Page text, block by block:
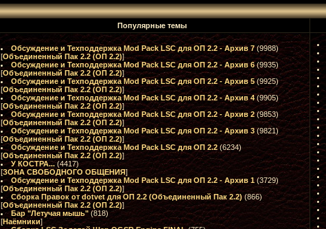
Популярные темы
Обсуждение и Техподдержка Mod Pack LSC для ОП 2.2 - Архив 7 (9988)
[Объединенный Пак 2.2 (ОП 2.2)]
Обсуждение и Техподдержка Mod Pack LSC для ОП 2.2 - Архив 6 (9935)
[Объединенный Пак 2.2 (ОП 2.2)]
Обсуждение и Техподдержка Mod Pack LSC для ОП 2.2 - Архив 5 (9925)
[Объединенный Пак 2.2 (ОП 2.2)]
Обсуждение и Техподдержка Mod Pack LSC для ОП 2.2 - Архив 4 (9905)
[Объединенный Пак 2.2 (ОП 2.2)]
Обсуждение и Техподдержка Mod Pack LSC для ОП 2.2 - Архив 2 (9853)
[Объединенный Пак 2.2 (ОП 2.2)]
Обсуждение и Техподдержка Mod Pack LSC для ОП 2.2 - Архив 3 (9821)
[Объединенный Пак 2.2 (ОП 2.2)]
Обсуждение и Техподдержка Mod Pack LSC для ОП 2.2 (6234)
[Объединенный Пак 2.2 (ОП 2.2)]
У КОСТРА... (4417)
[ЗОНА СВОБОДНОГО ОБЩЕНИЯ]
Обсуждение и Техподдержка Mod Pack LSC для ОП 2.2 - Архив 1 (3729)
[Объединенный Пак 2.2 (ОП 2.2)]
Сборка Правок от dotvet для ОП 2.2 (Объединенный Пак 2.2) (866)
[Объединенный Пак 2.2 (ОП 2.2)]
Бар "Летучая мышь" (818)
[Наёмники]